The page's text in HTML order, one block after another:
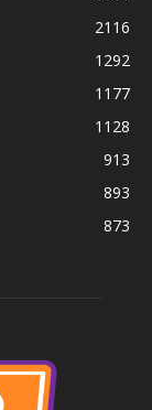
2116
1292
1177
1128
913
893
873